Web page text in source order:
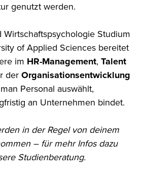
genutzt werden.
Wirtschaftspsychologie Studium
of Applied Sciences bereitet
im HR-Management, Talent
der Organisationsentwicklung
Personal auswählt,
an Unternehmen bindet.
in der Regel von deinem
– für mehr Infos dazu
Studienberatung.